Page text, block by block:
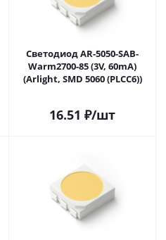
Светодиод AR-5050-SAB-
Warm2700-85 (3V, 60mA)
(Arlight, SMD 5060 (PLCC6))
16.51 ₽/шт